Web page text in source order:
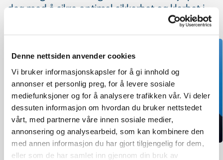
Denne nettsiden anvender cookies
Vi bruker informasjonskapsler for å gi innhold og
annonser et personlig preg, for å levere sosiale
mediefunksjoner og for å analysere trafikken vår. Vi deler
dessuten informasjon om hvordan du bruker nettstedet
vårt, med partnerne våre innen sosiale medier,
annonsering og analysearbeid, som kan kombinere den
med annen informasjon du har gjort tilgjengelig for dem,
eller som de har samlet inn gjennom din bruk av
deg med å sikre optimal sikkerhet og klarhet i